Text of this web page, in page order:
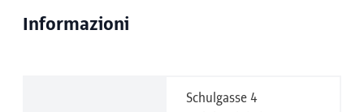
Informazioni
Schulgasse 4